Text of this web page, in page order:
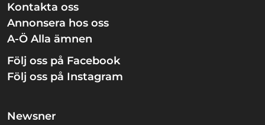
Kontakta oss
Annonsera hos oss
A-Ö Alla ämnen
Följ oss på Facebook
Följ oss på Instagram
Newsner